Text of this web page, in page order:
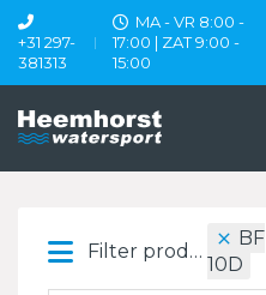
+31 297-
381313
MA - VR 8:00 -
17:00 | ZAT 9:00 -
15:00
Filter products
BF
10D